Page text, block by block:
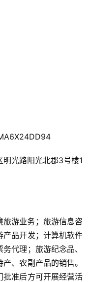
明光路阳光北郡3号楼1
旅游业务；旅游信息咨
产品开发；计算机软件
代理；旅游纪念品、
、农副产品的销售。
批准后方可开展经营活